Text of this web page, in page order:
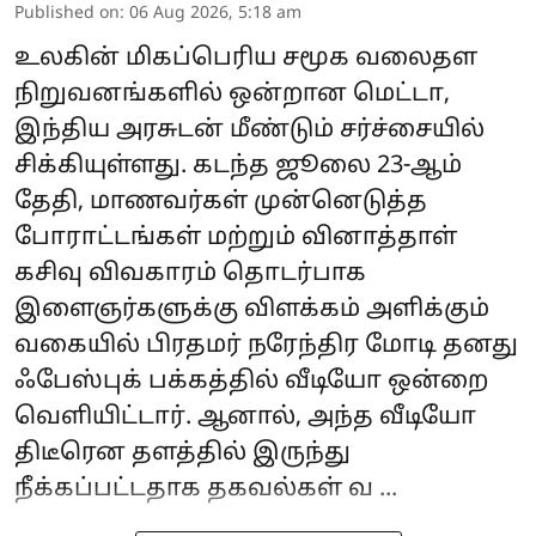
Published on: 06 Aug 2026, 5:18 am
உலகின் மிகப்பெரிய சமூக வலைதள
நிறுவனங்களில் ஒன்றான மெட்டா,
இந்திய அரசுடன் மீண்டும் சர்ச்சையில்
சிக்கியுள்ளது. கடந்த ஜூலை 23-ஆம்
தேதி, மாணவர்கள் முன்னெடுத்த
போராட்டங்கள் மற்றும் வினாத்தாள்
கசிவு விவகாரம் தொடர்பாக
இளைஞர்களுக்கு விளக்கம் அளிக்கும்
வகையில் பிரதமர் நரேந்திர மோடி தனது
ஃபேஸ்புக் பக்கத்தில் வீடியோ ஒன்றை
வெளியிட்டார். ஆனால், அந்த வீடியோ
திடீரென தளத்தில் இருந்து
நீக்கப்பட்டதாக தகவல்கள் வ ...